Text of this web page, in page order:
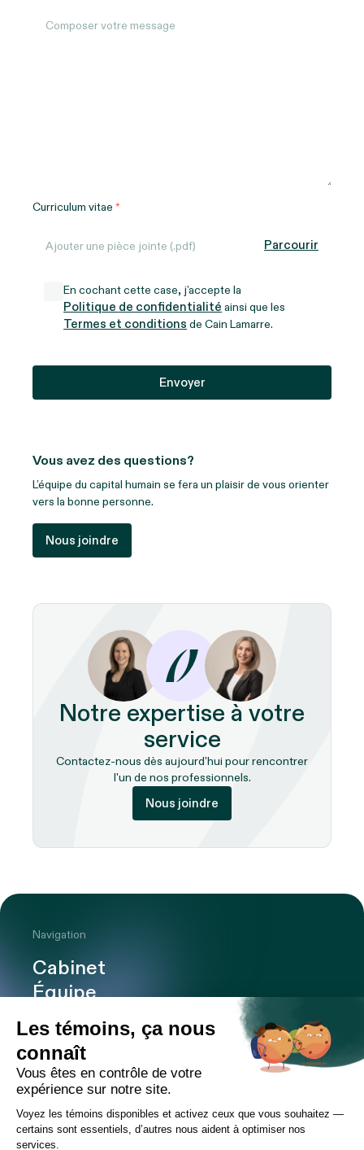
Vous avez des questions?
L’équipe du capital humain se fera un plaisir de vous orienter
vers la bonne personne.
Nous joindre
Curriculum vitae
Ajouter une pièce jointe (.pdf) Parcourir
En cochant cette case, j’accepte la
Politique de confidentialité ainsi que les
Termes et conditions de Cain Lamarre.
Notre expertise à votre
service
Contactez-nous dès aujourd'hui pour rencontrer
l'un de nos professionnels.
Nous joindre
Navigation
Cabinet
Équipe
Expertises
Bureaux
Carrière
Transactions
Nouvelles
Contact